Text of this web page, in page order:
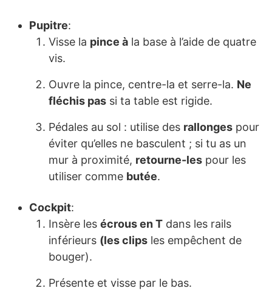
Pupitre:
Visse la pince à la base à l’aide de quatre
vis.
Ouvre la pince, centre-la et serre-la. Ne
fléchis pas si ta table est rigide.
Pédales au sol : utilise des rallonges pour
éviter qu’elles ne basculent ; si tu as un
mur à proximité, retourne-les pour les
utiliser comme butée.
Cockpit:
Insère les écrous en T dans les rails
inférieurs (les clips les empêchent de
bouger).
Présente et visse par le bas.